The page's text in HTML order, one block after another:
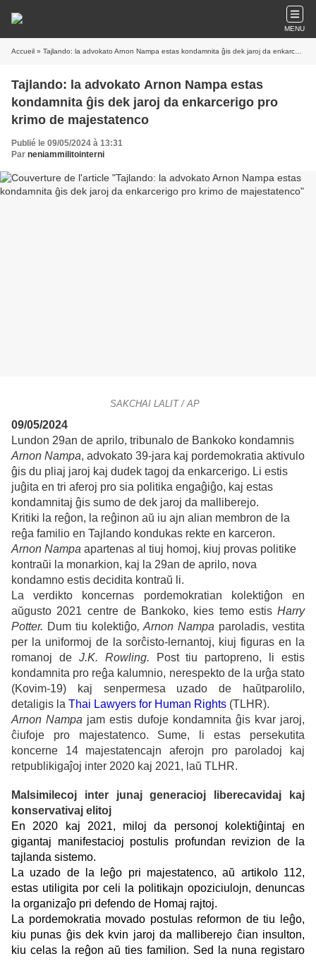
MENU
Accueil » Tajlando: la advokato Arnon Nampa estas kondamnita ĝis dek jaroj da enkarcerigo pro krimo de majestatenco
Tajlando: la advokato Arnon Nampa estas
kondamnita ĝis dek jaroj da enkarcerigo pro
krimo de majestatenco
Publié le 09/05/2024 à 13:31
Par neniammilitointerni
SAKCHAI LALIT / AP
09/05/2024
Lundon 29an de aprilo, tribunalo de Bankoko kondamnis
Arnon Nampa, advokato 39-jara kaj pordemokratia aktivulo
ĝis du pliaj jaroj kaj dudek tagoj da enkarcerigo. Li estis
juĝita en tri aferoj pro sia politika engaĝiĝo, kaj estas
kondamnitaj ĝis sumo de dek jaroj da malliberejo.
Kritiki la reĝon, la reĝinon aŭ iu ajn alian membron de la
reĝa familio en Tajlando kondukas rekte en karceron.
Arnon Nampa apartenas al tiuj homoj, kiuj provas politike
kontraŭi la monarkion, kaj la 29an de aprilo, nova
kondamno estis decidita kontraŭ li.
La verdikto koncernas pordemokratian kolektiĝon en
aŭgusto 2021 centre de Bankoko, kies temo estis Harry
Potter. Dum tiu kolektiĝo, Arnon Nampa paroladis, vestita
per la uniformoj de la sorĉisto-lernantoj, kiuj figuras en la
romanoj de J.K. Rowling. Post tiu partopreno, li estis
kondamnita pro reĝa kalumnio, nerespekto de la urĝa stato
(Kovim-19) kaj senpermesa uzado de haŭtparolilo,
detaligis la Thai Lawyers for Human Rights (TLHR).
Arnon Nampa jam estis dufoje kondamnita ĝis kvar jaroj,
ĉiufoje pro majestatenco. Sume, li estas persekutita
koncerne 14 majestatencajn aferojn pro paroladoj kaj
retpublikigaĵoj inter 2020 kaj 2021, laŭ TLHR.
Malsimilecoj inter junaj generacioj liberecavidaj kaj
konservativaj elitoj
En 2020 kaj 2021, miloj da personoj kolektiĝintaj en
gigantaj manifestacioj postulis profundan revizion de la
tajlanda sistemo.
La uzado de la leĝo pri majestatenco, aŭ artikolo 112,
estas utiligita por celi la politikajn opoziciulojn, denuncas
la organizaĵo pri defendo de Homaj rajtoj.
La pordemokratia movado postulas reformon de tiu leĝo,
kiu punas ĝis dek kvin jaroj da malliberejo ĉian insulton,
kiu celas la reĝon aŭ ties familion. Sed la nuna registaro